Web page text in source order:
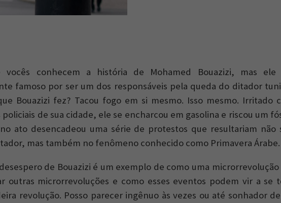
vocês conhecem a história de Mohamed Bouazizi, mas ele
famoso por ser um dos responsáveis pela queda do ditador
Bouazizi fez? Tacou fogo em si mesmo. Isso mesmo. Irritado
de sua cidade, ele se encharcou em gasolina e riscou um
ato desencadeou uma série de protestos que resultariam não
mas também no fenômeno conhecido como Primavera Árabe.
de Bouazizi é um exemplo de como uma
outras microrrevoluções e como esses eventos podem vir a se
revolução. Posso parecer ingênuo às vezes ou até sonhador